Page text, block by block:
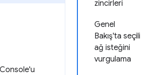
zincirleri
Genel
Bakış'ta seçili
ağ isteğini
vurgulama